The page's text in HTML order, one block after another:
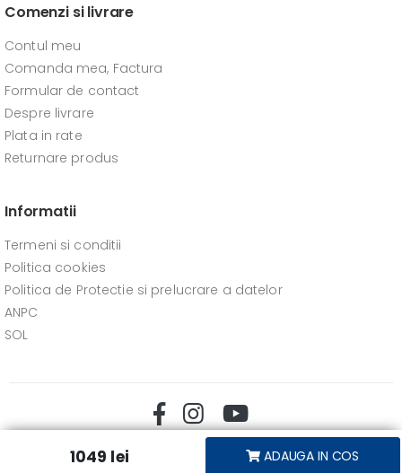
1049 lei ADAUGA IN COS
Comenzi si livrare
Contul meu
Comanda mea, Factura
Formular de contact
Despre livrare
Plata in rate
Returnare produs
Informatii
Termeni si conditii
Politica cookies
Politica de Protectie si prelucrare a datelor
ANPC
SOL
Stereomag © 2026. Toate drepturile rezervate.